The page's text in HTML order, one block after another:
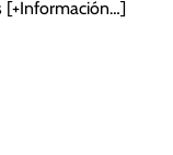
[+Información…]